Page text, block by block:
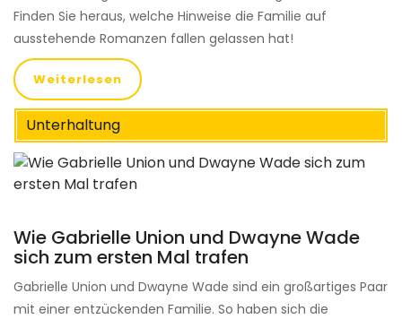
Finden Sie heraus, welche Hinweise die Familie auf
ausstehende Romanzen fallen gelassen hat!
Weiterlesen
Unterhaltung
Wie Gabrielle Union und Dwayne Wade
sich zum ersten Mal trafen
Gabrielle Union und Dwayne Wade sind ein großartiges Paar
mit einer entzückenden Familie. So haben sich die